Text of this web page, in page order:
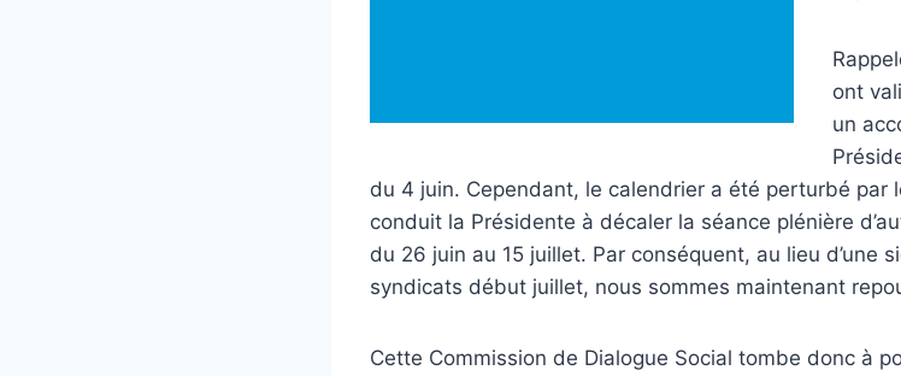
ont
un
du 4 juin. Cependant, le calendrier a été perturbé par
conduit la Présidente à décaler la séance plénière
du 26 juin au 15 juillet. Par conséquent, au lieu d’une
syndicats début juillet, nous sommes maintenant
Cette Commission de Dialogue Social tombe donc à